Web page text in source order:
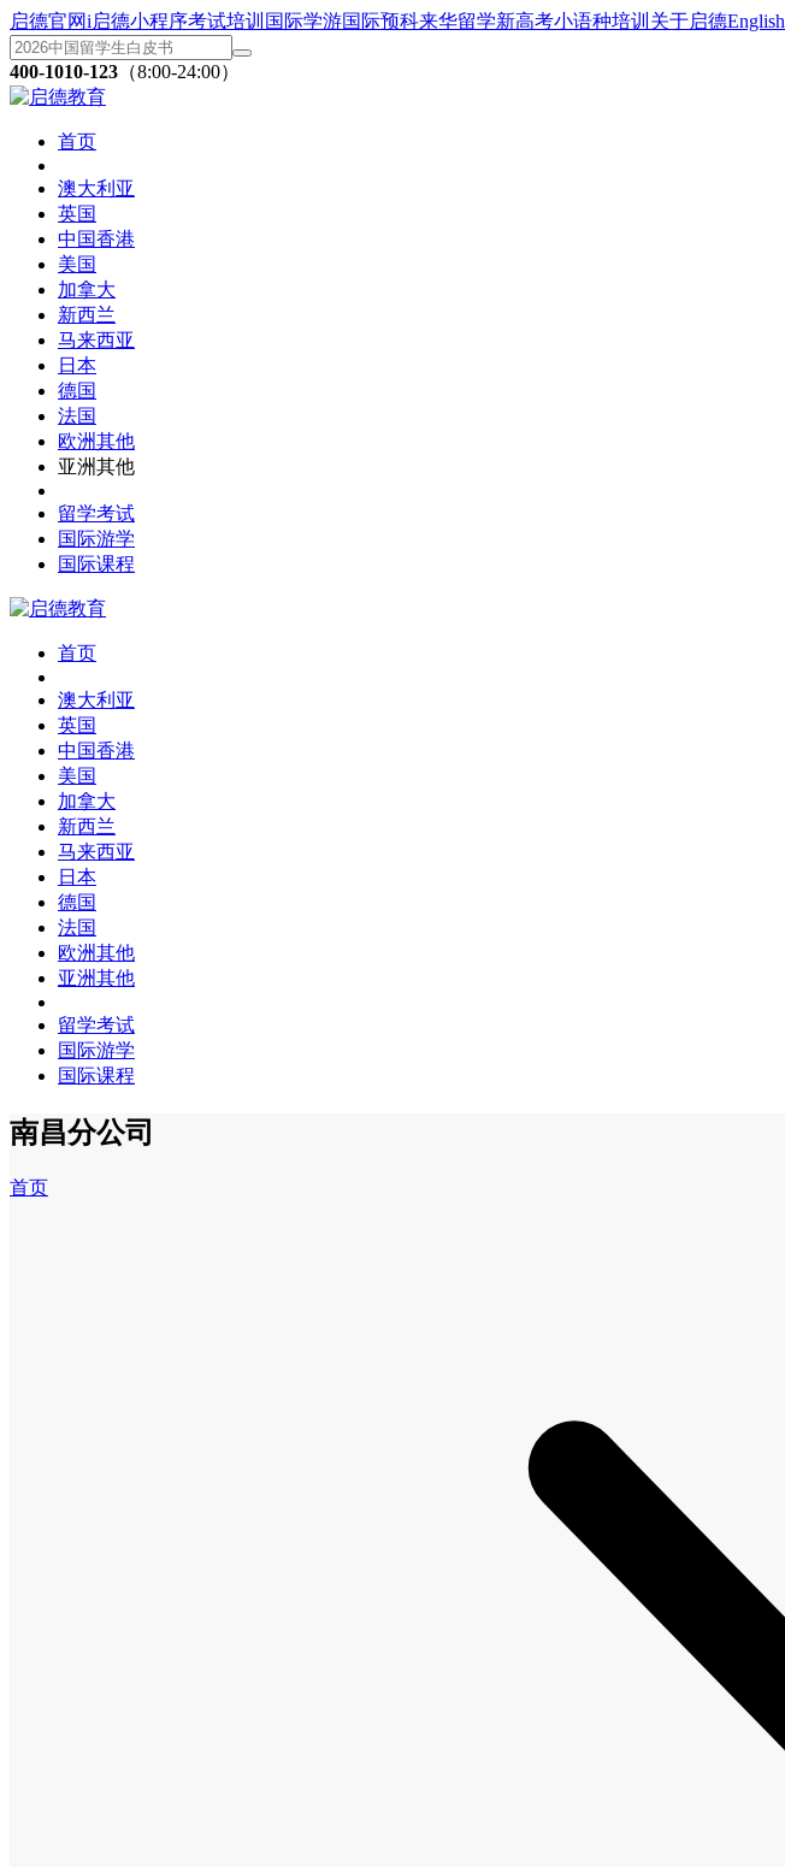
启德官网i启德小程序考试培训 国际学游国际预科来华留学新高考小语种培训 关于启德English
400-1010-123 （8:00-24:00）
首页
澳大利亚
英国
中国香港
美国
加拿大
新西兰
马来西亚
日本
德国
法国
欧洲其他
亚洲其他
留学考试
国际游学
国际课程
首页
澳大利亚
英国
中国香港
美国
加拿大
新西兰
马来西亚
日本
德国
法国
欧洲其他
亚洲其他
留学考试
国际游学
国际课程
南昌分公司
首页